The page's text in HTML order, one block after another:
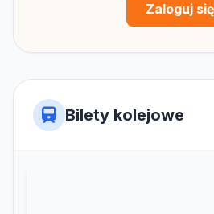
Zaloguj się
Bilety kolejowe